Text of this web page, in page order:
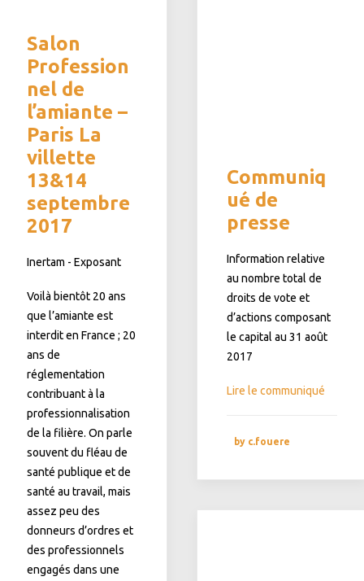
Salon
Profession
nel de
l’amiante –
Paris La
villette
13&14
septembre
2017
Inertam - Exposant
Voilà bientôt 20 ans
que l’amiante est
interdit en France ; 20
ans de
réglementation
contribuant à la
professionnalisation
de la filière. On parle
souvent du fléau de
santé publique et de
santé au travail, mais
assez peu des
donneurs d’ordres et
des professionnels
engagés dans une
Communiq
ué de
presse
Information relative
au nombre total de
droits de vote et
d’actions composant
le capital au 31 août
2017
Lire le communiqué
by c.fouere